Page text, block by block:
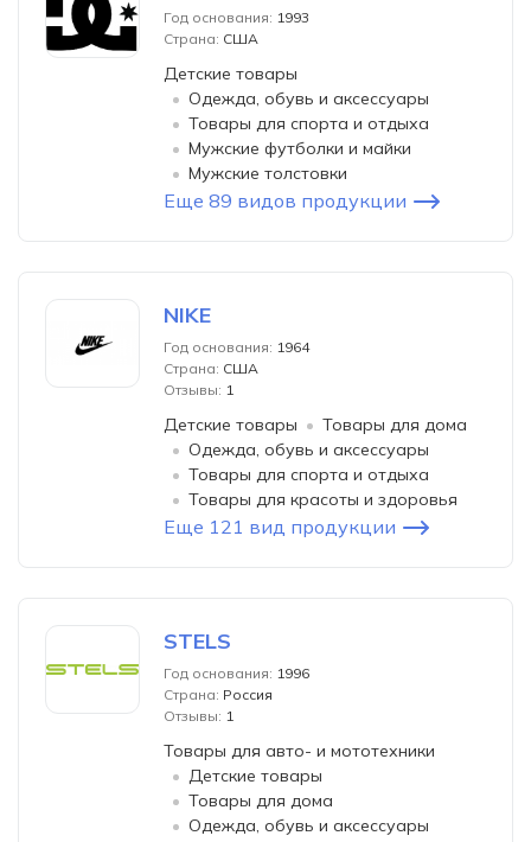
Год основания: 1993
Страна: США
Детские товары
Одежда, обувь и аксессуары
Товары для спорта и отдыха
Мужские футболки и майки
Мужские толстовки
Еще 89 видов продукции
NIKE
Год основания: 1964
Страна: США
Отзывы: 1
Детские товары
Товары для дома
Одежда, обувь и аксессуары
Товары для спорта и отдыха
Товары для красоты и здоровья
Еще 121 вид продукции
STELS
Год основания: 1996
Страна: Россия
Отзывы: 1
Товары для авто- и мототехники
Детские товары
Товары для дома
Одежда, обувь и аксессуары